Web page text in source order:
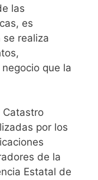
las
es
se realiza
que la
Catastro
por los
de la
Estatal de